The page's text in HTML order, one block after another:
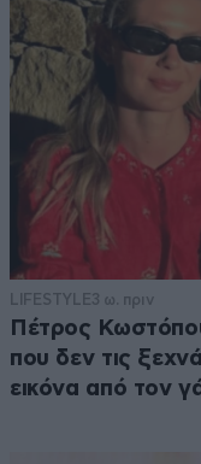
LIFESTYLE3 ω. πριν
Πέτρος
που δεν τις
εικόνα από τον